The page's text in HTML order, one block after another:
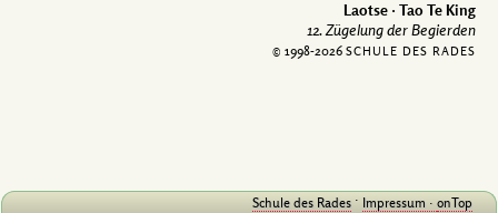
Laotse · Tao Te King
12. Zügelung der Begierden
© 1998-2026 SCHULE DES RADES
Schule des Rades · Impressum onTop